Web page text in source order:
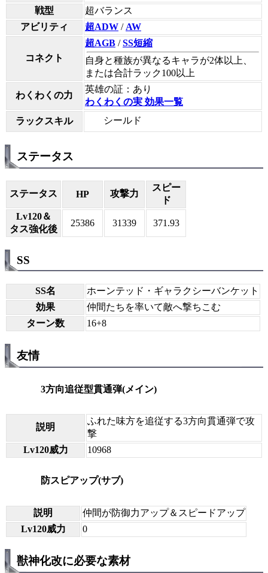
戦型
超バランス
アビリティ
超ADW / AW
コネクト
超AGB /SS短縮
自身と種族が異なるキャラが2体以上、
または合計ラック100以上
わくわくの力
英雄の証：あり
わくわくの実 効果一覧
ラックスキル
シールド
ステータス
ステータス HP 攻撃力
スピー
ド
Lv120＆
タス強化後
25386 31339 371.93
SS
SS名
ホーンテッド・ギャラクシーバンケット
効果
仲間たちを率いて敵へ撃ちこむ
ターン数
16+8
友情
3方向追従型貫通弾(メイン)
説明
ふれた味方を追従する3方向貫通弾で攻
撃
Lv120威力
10968
防スピアップ(サブ)
説明
仲間が防御力アップ＆スピードアップ
Lv120威力
0
獣神化改に必要な素材